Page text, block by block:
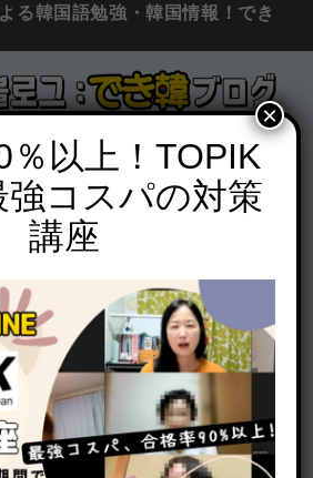
る韓国語勉強・韓国情報！でき
ぶ時の呼び方6つ！여기
, 사장님, 아주머니, 아
音声・動画付き】
BYでき韓 パク先生
％以上！TOPIK
強コスパの対策
講座
×